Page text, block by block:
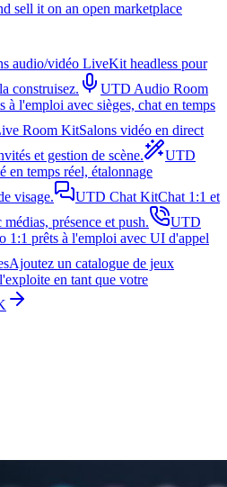
sell it on an open marketplace
audio/vidéo LiveKit headless pour
construisez.
UTD Audio Room
à l'emploi avec sièges, chat en temps
Room KitSalons vidéo en direct
et gestion de scène.
UTD
en temps réel, étalonnage
visage.
UTD Chat KitChat 1:1 et
présence et push.
UTD
1:1 prêts à l'emploi avec UI d'appel
Ajoutez un catalogue de jeux
en tant que votre